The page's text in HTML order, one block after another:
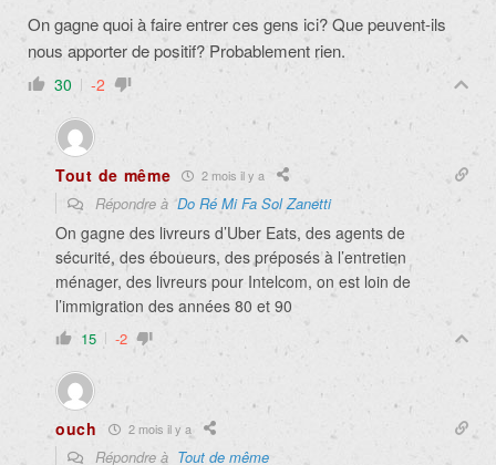
On gagne quoi à faire entrer ces gens ici? Que peuvent-ils
nous apporter de positif? Probablement rien.
30 -2
Tout de même 2 mois il y a
Répondre àDo Ré Mi Fa Sol Zanetti
On gagne des livreurs d’Uber Eats, des agents de
sécurité, des éboueurs, des préposés à l’entretien
ménager, des livreurs pour Intelcom, on est loin de
l’immigration des années 80 et 90
15 -2
ouch 2 mois il y a
Répondre à Tout de même